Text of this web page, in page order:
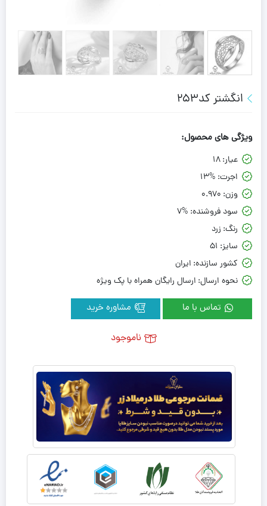
انگشتر کد253
ویژگی های محصول:
عیار:18
اجرت: 13%
وزن: 0.970
سود فروشنده: 7%
رنگ: زرد
سایز: 51
کشور سازنده: ایران
نحوه ارسال: ارسال رایگان همراه با پک ویژه
تماس با ما
ناموجود